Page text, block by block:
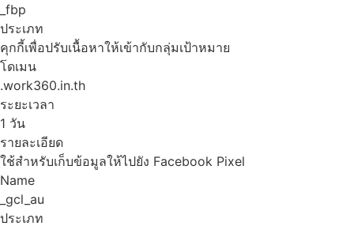
_fbp
ประเภท
คุกกี้เพื่อปรับเนื้อหาให้เข้ากับกลุ่มเป้าหมาย
โดเมน
.work360.in.th
ระยะเวลา
1 วัน
รายละเอียด
ใช้สำหรับเก็บข้อมูลให้ไปยัง Facebook Pixel
Name
_gcl_au
ประเภท